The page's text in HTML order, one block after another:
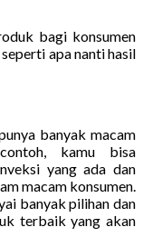
bagi konsumen
apa nanti hasil
banyak macam
kamu bisa
yang ada dan
macam konsumen.
banyak pilihan dan
terbaik yang akan